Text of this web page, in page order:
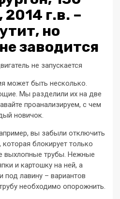
г.в. –
но
заводится
не запускается
может быть несколько.
Мы разделили их на две
проанализируем, с чем
новичок.
вы забыли отключить
блокирует только
выхлопные трубы. Нежные
и картошку на ней, а
под лавину – вариантов
необходимо опорожнить.